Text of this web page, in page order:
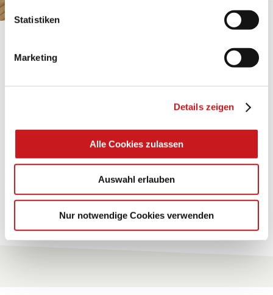
Statistiken
Marketing
Details zeigen
Alle Cookies zulassen
Auswahl erlauben
Nur notwendige Cookies verwenden
Eine Überraschung der besonderten Art und
unübertroffen in der Wirkung. Probieren Sie es aus.
Zum Tipp
Zu allen Tipps